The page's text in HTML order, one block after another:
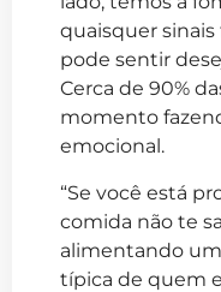
quaisquer sinais
pode sentir
Cerca de 90%
momento
emocional.
“Se você está
comida não te
alimentando
típica de quem